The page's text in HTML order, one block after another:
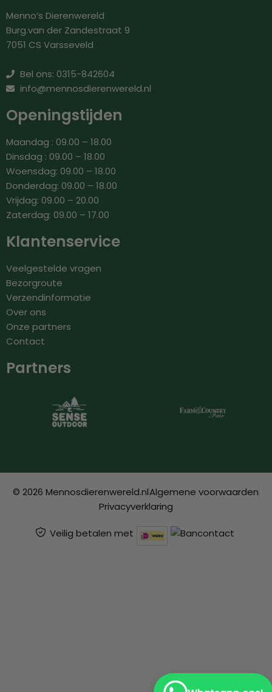
Menno’s Dierenwereld
Burg.van der Zandestraat 9
7051 CS Varsseveld
Bel ons: 0315-842604
info@mennosdierenwereld.nl
Openingstijden
Maandag : 09.00 – 18.00
Dinsdag : 09.00 – 18.00
Woensdag: 09.00 – 18.00
Donderdag: 09.00 – 18.00
Vrijdag: 09.00 – 20.00
Zaterdag: 09.00 – 17.00
Klantenservice
Veelgestelde vragen
Bezorgroute
Verzendinformatie
Over ons
Onze partners
Contact
Partners
© 2026 Mennosdierenwereld.nlAlgemene voorwaarden
Privacyverklaring
Veilig betalen met